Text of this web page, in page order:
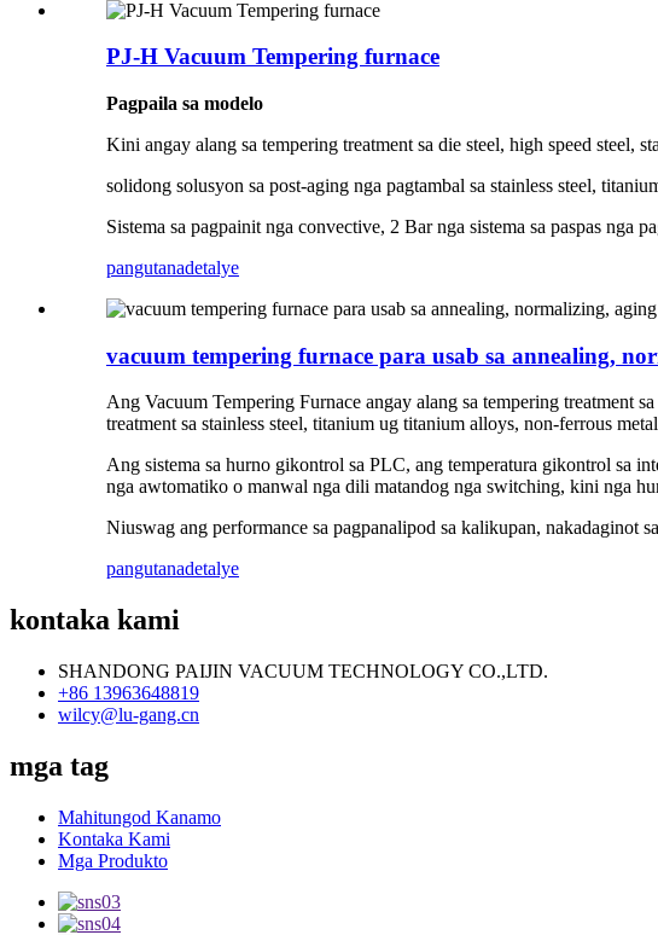
PJ-H Vacuum Tempering furnace
Pagpaila sa modelo
Kini angay alang sa tempering treatment sa die steel, high speed steel,
solidong solusyon sa post-aging nga pagtambal sa stainless steel,
Sistema sa pagpainit nga convective, 2 Bar nga sistema sa paspas nga
pangutanadetalye
vacuum tempering furnace para usab sa annealing,
Ang Vacuum Tempering Furnace angay alang sa tempering treatment
treatment sa stainless steel, titanium ug titanium alloys, non-ferrous
Ang sistema sa hurno gikontrol sa PLC, ang temperatura gikontrol sa
nga awtomatiko o manwal nga dili matandog nga switching, kini nga
Niuswag ang performance sa pagpanalipod sa kalikupan, nakadaginot
pangutanadetalye
kontaka kami
SHANDONG PAIJIN VACUUM TECHNOLOGY CO.,LTD.
+86 13963648819
wilcy@lu-gang.cn
mga tag
Mahitungod Kanamo
Kontaka Kami
Mga Produkto